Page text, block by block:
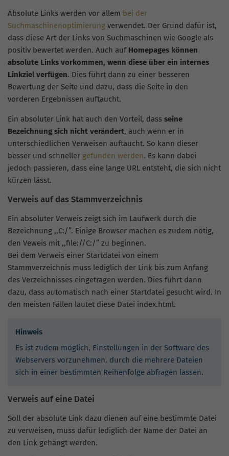
Absolute Links werden vor allem bei der
Suchmaschinenoptimierung verwendet. Der Grund dafür ist,
dass diese Art der Links von Suchmaschinen wie Google als
positiv bewertet werden. Auch auf Homepages können
absolute Links vorkommen, wenn diese über ein internes
Linkziel verfügen. Dies führt dann zu einer besseren
Bewertung der Seite und dazu, dass die Seite in den
vorderen Ergebnissen auftaucht.
Ein absoluter Link hat auch den Vorteil, dass seine
Bezeichnung sich nicht verändert, auch wenn er in
unterschiedlichen Verweisen auftaucht. So kann dieser
besser und schneller gefunden werden. Es kann dabei
jedoch passieren, dass eine lange URL entsteht, die sich nicht
kürzen lässt.
Verweis auf das Stammverzeichnis
Ein absoluter Verweis zeigt sich im Laufwerk durch die
Bezeichnung ,,C:/”. Einige Browser machen es zudem nötig,
den Veweis mit ,,file://C:/” zu beginnen.
Bei dem Verweis einer Startdatei von einem
Stammverzeichnis muss lediglich der Link bis zum Anfang
des Verzeichnisses eingetragen werden. Dies führt dann
dazu, dass automatisch nach einer Startdatei gesucht wird. In
den meisten Fällen lautet diese Datei index.html.
Hinweis
Es ist zudem möglich, Einstellungen in der Software des
Webservers vorzunehmen, durch die mehrere Dateien
sich in einer bestimmten Reihenfolge abfragen lassen.
Verweis auf eine Datei
Soll der absolute Link dazu dienen auf eine bestimmte Datei
zu verweisen, muss dafür lediglich der Name der Datei an
den Link gehängt werden.